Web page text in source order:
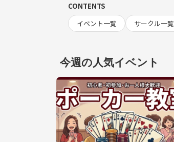
CONTENTS
イベント一覧
サークル一覧
今週の人気イベント